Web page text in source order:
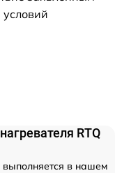
RTQ
выполняется в нашем